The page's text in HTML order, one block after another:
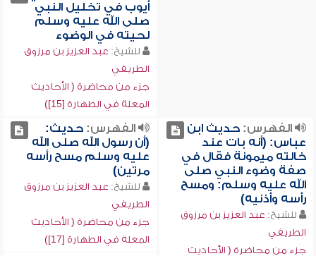
أيوب في تخليل النبي
صلى الله عليه وسلم
لحيته في الوضوء
للشيخ: عبد العزيز بن مرزوق
الطريفي
جزء من محاضرة ( الأحاديث
المعلة في الطهارة [15])
الفهرس:حديث ابن
عباس: (أنه بات عند
خالته ميمونة فقال في
صفة وضوء النبي صلى
الله عليه وسلم: ومسح
رأسه وأذنيه)
للشيخ: عبد العزيز بن مرزوق
الطريفي
جزء من محاضرة ( الأحاديث
الفهرس:حديث:
(أن رسول الله صلى الله
عليه وسلم مسح رأسه
مرتين)
للشيخ: عبد العزيز بن مرزوق
الطريفي
جزء من محاضرة ( الأحاديث
المعلة في الطهارة [17])